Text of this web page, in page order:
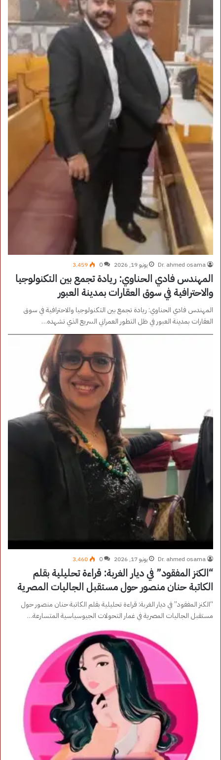
Dr. ahmed osama يونيو 19, 2026 0 3٬459
المهندس فادي الحناوي: ريادة تجمع بين التكنولوجيا
والاحترافية في سوق العقارات بمدينة العبور
المهندس فادي الحناوي: ريادة تجمع بين التكنولوجيا والاحترافية في سوق
العقارات بمدينة العبور في ظل التطور العمراني السريع الذي تشهده…
Dr. ahmed osama يونيو 17, 2026 0 3٬460
“الكنز المفقود” في ديار الغربة: قراءة تحليلية بقلم
الكاتبة حنان منصور حول مستقبل الجاليات المصرية
“الكنز المفقود” في ديار الغربة: قراءة تحليلية بقلم الكاتبة حنان منصور حول
مستقبل الجاليات المصرية في غمار التحولات الجيوسياسية المتسارعة…